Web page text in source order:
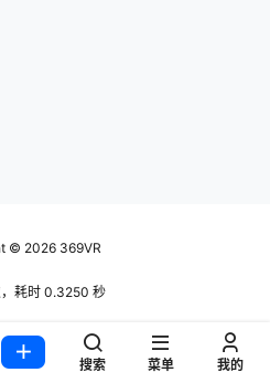
© 2026 369VR
耗时 0.3250 秒
搜索 菜单 我的